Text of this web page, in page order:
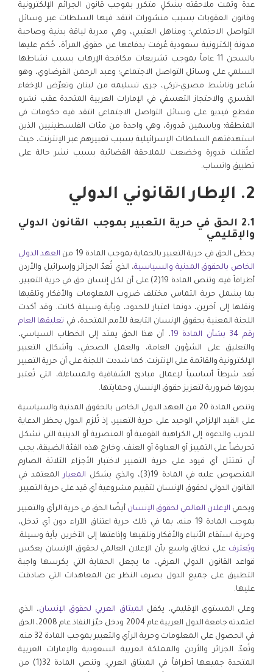
عدة وتمت ملاحقته بشكلٍ متكرر بموجب قانون الجرائم الإلكترونية
وقانون العقوبات بسبب منشورات انتقد فيها السلطات عبر وسائل
التواصل الاجتماعي؛ ومناهل العتيبي، وهي مدربة لياقة بدنية وصاحبة
مدونة إلكترونية سعودية عُرفت بدفاعها عن حقوق المرأة، حُكم عليها
بالسجن 11 عاماً بموجب تشريعات مكافحة الإرهاب بسبب نشاطها
السلمي على وسائل التواصل الاجتماعي؛ وعبد الرحمن القرضاوي، وهو
شاعر وناشط مصري-تركي، جرى تسليمه من لبنان وتعرّض للإخفاء
القسري والاحتجاز التعسفي في الإمارات العربية المتحدة عقب نشره
مقطع فيديو على وسائل التواصل الاجتماعي انتقد فيه حكومات في
المنطقة؛ وياسمين قدورة، وهي واحدة من مئات الفلسطينيين الذين
استهدفتهم السلطات الإسرائيلية بسبب تعبيرهم عبر الإنترنت، حيث
اعتُقلت قدورة وخضعت للملاحقة القضائية بسبب نشر حالة على
تطبيق واتساب.
2. الإطار القانوني الدولي
2.1 الحق في حرية التعبير بموجب القانون الدولي
والإقليمي
يحظى الحق في حرية التعبير بالحماية بموجب المادة 19 من
العهد الدولي
الخاص بالحقوق المدنية والسياسية، الذي تُعدّ الجزائر وإسرائيل والأردن
أطرافاً فيه. وتنص المادة 19(2) على أن لكل إنسان حق في حرية التعبير،
بما يشمل حرية التماس مختلف ضروب المعلومات والأفكار وتلقيها
ونقلها إلى آخرين، دونما اعتبار للحدود، وبأية وسيلة كانت. وقد أكدت
اللجنة المعنية بحقوق الإنسان التابعة للأمم المتحدة، في تعليقها العام
رقم 34 بشأن المادة 19
، أن هذا الحق يمتد إلى الخطاب السياسي،
والتعليق على الشؤون العامة، والعمل الصحفي، وأشكال التعبير
الإلكترونية والقائمة على الإنترنت. كما شددت اللجنة على أن حرية التعبير
تُعد شرطاً أساسياً لإعمال مبادئ الشفافية والمساءلة، التي تُعتبر
بدورها ضرورية لتعزيز حقوق الإنسان وحمايتها.
وتنص المادة 20 من العهد الدولي الخاص بالحقوق المدنية والسياسية
على القيد الإلزامي الوحيد على حرية التعبير، إذ تُلزم الدول بحظر الدعاية
للحرب والدعوة إلى الكراهية القومية أو العنصرية أو الدينية التي تشكل
تحريضاً على التمييز أو العداوة أو العنف. وخارج هذه الفئة الضيقة، يجب
أن تمتثل أي قيود على حرية التعبير لاختبار الأجزاء الثلاثة الصارم
المنصوص عليه في المادة 19(3)، والذي يشكل
المعيار المعتمد في
القانون الدولي لحقوق الإنسان لتقييم مشروعية أي قيد على حرية التعبير.
ويحمي الإعلان العالمي لحقوق الإنسان أيضًا الحق في حرية الرأي والتعبير
بموجب المادة 19 منه، بما في ذلك حرية اعتناق الآراء دون أي تدخل،
وحرية استقاء الأنباء والأفكار وتلقيها وإذاعتها إلى الآخرين بأية وسيلة.
ويُعترف على نطاق واسع بأن الإعلان العالمي لحقوق الإنسان يعكس
قواعد القانون الدولي العرفي، ما يجعل الحماية التي يكرسها واجبة
التطبيق على جميع الدول بصرف النظر عن المعاهدات التي صادقت
عليها.
وعلى المستوى الإقليمي، يكفل الميثاق العربي لحقوق الإنسان، الذي
اعتمدته جامعة الدول العربية عام 2004 ودخل حيّز النفاذ عام 2008، الحق
في الحصول على المعلومات وحرية الرأي والتعبير بموجب المادة 32 منه.
وتُعدّ الجزائر والأردن والمملكة العربية السعودية والإمارات العربية
المتحدة جميعها أطرافاً في الميثاق العربي. وتنص المادة 32(1) من